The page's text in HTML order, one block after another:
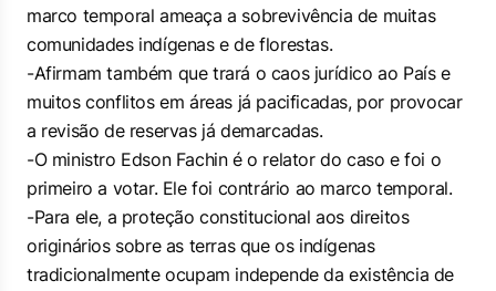
marco temporal ameaça a sobrevivência de muitas
comunidades indígenas e de florestas.
-Afirmam também que trará o caos jurídico ao País e
muitos conflitos em áreas já pacificadas, por provocar
a revisão de reservas já demarcadas.
-O ministro Edson Fachin é o relator do caso e foi o
primeiro a votar. Ele foi contrário ao marco temporal.
-Para ele, a proteção constitucional aos direitos
originários sobre as terras que os indígenas
tradicionalmente ocupam independe da existência de